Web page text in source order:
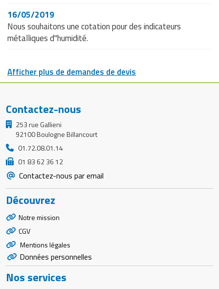
16/05/2019
Nous souhaitons une cotation pour des indicateurs
métalliques d"humidité.
Afficher plus de demandes de devis
Contactez-nous
253 rue Gallieni
92100 Boulogne Billancourt
01.72.08.01.14
01 83 62 36 12
Contactez-nous par email
Découvrez
Notre mission
CGV
Mentions légales
Données personnelles
Nos services